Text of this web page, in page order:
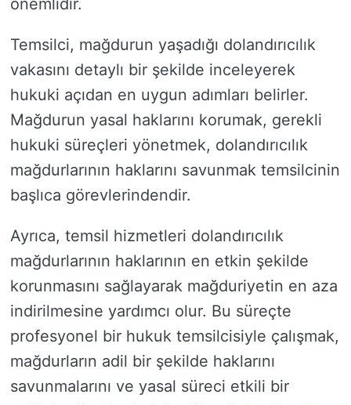
önemlidir.
Temsilci, mağdurun yaşadığı dolandırıcılık
vakasını detaylı bir şekilde inceleyerek
hukuki açıdan en uygun adımları belirler.
Mağdurun yasal haklarını korumak, gerekli
hukuki süreçleri yönetmek, dolandırıcılık
mağdurlarının haklarını savunmak temsilcinin
başlıca görevlerindendir.
Ayrıca, temsil hizmetleri dolandırıcılık
mağdurlarının haklarının en etkin şekilde
korunmasını sağlayarak mağduriyetin en aza
indirilmesine yardımcı olur. Bu süreçte
profesyonel bir hukuk temsilcisiyle çalışmak,
mağdurların adil bir şekilde haklarını
savunmalarını ve yasal süreci etkili bir